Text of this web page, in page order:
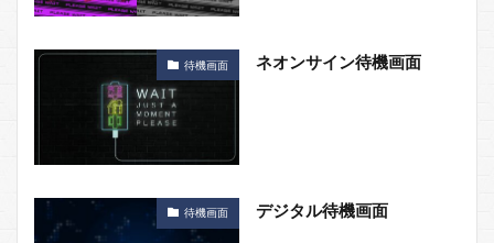
待機画面 ネオンサイン待機画面
待機画面 デジタル待機画面